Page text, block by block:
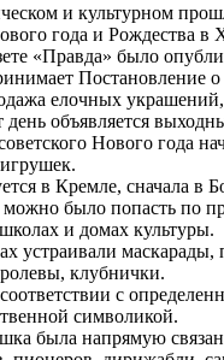
и культурном
года и Рождества в
«Правда» было
Постановление о
елочных
день объявляется
Нового года
в Кремле, сначала
было попасть по
и домах культуры.
устраивали
клубнички.
с
символикой.
была напрямую